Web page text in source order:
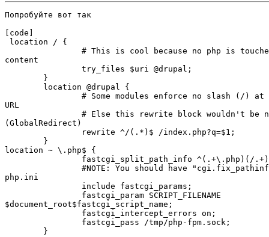
Попробуйте вот так
[code]
location / {
# This is cool because no php is
content
                try_files $uri @drupal;
        }
        location @drupal {
# Some modules enforce no slash (/) at
URL
# Else this rewrite block wouldn't be
(GlobalRedirect)
                rewrite ^/(.*)$ /index.php?q=$1;
        }
location ~ \.php$ {
fastcgi_split_path_info ^(.+\.php)(/
#NOTE: You should have
php.ini
                include fastcgi_params;
                fastcgi_param SCRIPT_FILENAME
$document_root$fastcgi_script_name;
                fastcgi_intercept_errors on;
                fastcgi_pass /tmp/php-fpm.sock;
        }